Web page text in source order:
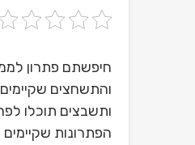
חיפשתם פתרון
והתשחצים
ותשבצים תוכלו
הפתרונות